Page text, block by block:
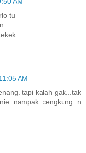
tu
AM
kalah gak...tak
nampak cengkung n